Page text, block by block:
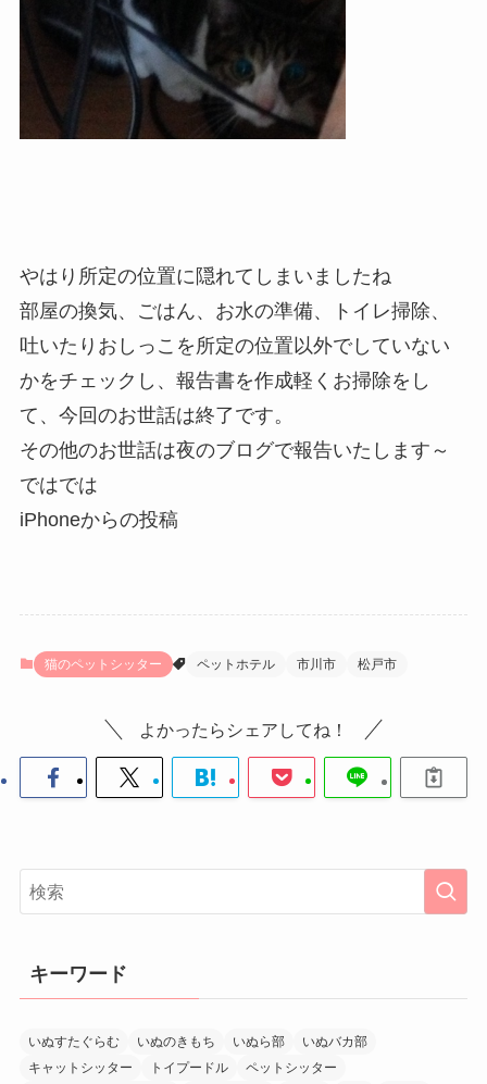
やはり所定の位置に隠れてしまいましたね
部屋の換気、ごはん、お水の準備、トイレ掃除、
吐いたりおしっこを所定の位置以外でしていない
かをチェックし、報告書を作成軽くお掃除をし
て、今回のお世話は終了です。
その他のお世話は夜のブログで報告いたします～
ではでは
iPhoneからの投稿
猫のペットシッター ペットホテル 市川市 松戸市
よかったらシェアしてね！
キーワード
いぬすたぐらむ いぬのきもち いぬら部
いぬバカ部
キャットシッター
トイプードル
ペットシッター